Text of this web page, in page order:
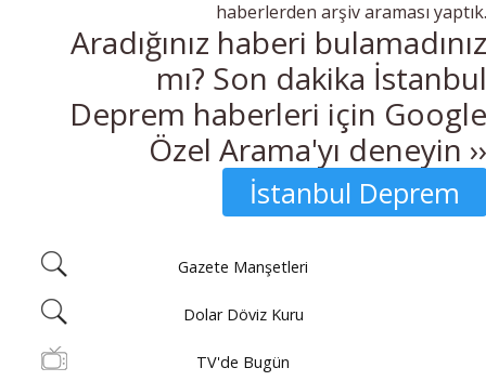
haberlerden arşiv araması yaptık.
Aradığınız haberi bulamadınız
mı? Son dakika İstanbul
Deprem haberleri için Google
Özel Arama'yı deneyin ››
İstanbul Deprem
Gazete Manşetleri
Dolar Döviz Kuru
TV'de Bugün